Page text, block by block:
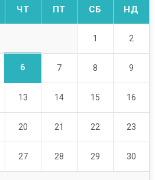
ЧТ ПТ СБ НД
1 2
6 7 8 9
13 14 15 16
20 21 22 23
27 28 29 30